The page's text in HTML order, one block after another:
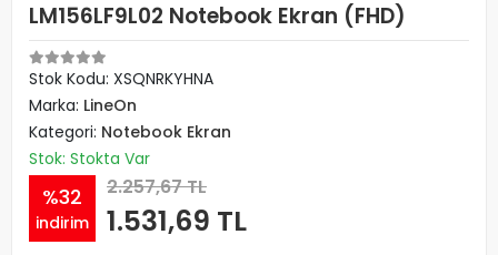
LM156LF9L02 Notebook Ekran (FHD)
Stok Kodu: XSQNRKYHNA
Marka: LineOn
Kategori: Notebook Ekran
Stok: Stokta Var
%32
indirim
2.257,67 TL
1.531,69 TL